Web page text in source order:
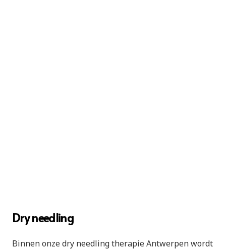
Dry needling
Binnen onze dry needling therapie Antwerpen wordt